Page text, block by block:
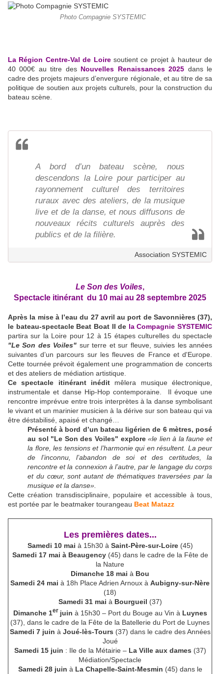
Photo Compagnie SYSTEMIC
La Région Centre-Val de Loire soutient ce projet à hauteur de
40 000€ au titre des Nouvelles Renaissances 2025 dans le
cadre des projets majeurs d’envergure régionale, et au titre de sa
politique de soutien aux projets culturels, pour la construction du
bateau scène.
A bord d’un bateau scène, nous
descendons la Loire pour participer au
rayonnement culturel des territoires
ruraux avec des ateliers, de la musique
live et de la danse, et nous diffusons de
nouveaux récits culturels auprès des
publics et de la filière.
Association SYSTEMIC
Le Son des Voiles,
Spectacle itinérant du 10 mai au 28 septembre 2025
Après la mise à l’eau du 27 avril au port de Savonnières (37),
le bateau-spectacle Beat Boat II de la Compagnie SYSTEMIC
partira sur la Loire pour 12 à 15 étapes culturelles du spectacle
"Le Son des Voiles" sur terre et sur fleuve, suivies les années
suivantes d’un parcours sur les fleuves de France et d'Europe.
Cette tournée prévoit également une programmation de concerts
et des ateliers de médiation artistique.
Ce spectacle itinérant inédit mêlera musique électronique,
instrumentale et danse Hip-Hop contemporaine. Il évoque une
rencontre imprévue entre trois interprètes à la danse symbolisant
le vivant et un marinier musicien à la dérive sur son bateau qui va
être déstabilisé, apaisé et changé…
Présenté à bord d’un bateau ligérien de 6 mètres, posé
au sol "Le Son des Voiles" explore «le lien à la faune et
la flore, les tensions et l’harmonie qui en résultent. La peur
de l’inconnu, l’abandon de soi et des certitudes, la
rencontre et la connexion à l’autre, par le langage du corps
et du cœur, sont autant de thématiques traversées par la
musique et la danse».
Cette création transdisciplinaire, populaire et accessible à tous,
est portée par le beatmaker tourangeau Beat Matazz
Les premières dates...
Samedi 10 mai à 15h30 à Saint-Père-sur-Loire(45)
Samedi 17 mai à Beaugency (45) dans le cadre de la Fête de
la Nature
Dimanche 18 mai à Bou
Samedi 24 mai à 18h Place Adrien Arnoux à Aubigny-sur-Nère
(18)
Samedi 31 mai à Bourgueil (37)
Dimanche 1er juin à 15h30 – Port du Bouge au Vin à Luynes
(37), dans le cadre de la Fête de la Batellerie du Port de Luynes
Samedi 7 juin à Joué-lès-Tours (37) dans le cadre des Années
Joué
Samedi 15 juin : Ile de la Métairie – La Ville aux dames (37)
Médiation/Spectacle
Samedi 28 juin à La Chapelle-Saint-Mesmin (45) dans le